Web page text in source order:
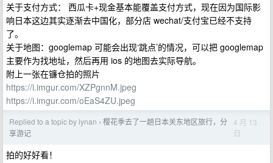
关于支付方式： 西瓜卡+现金基本能覆盖支付方式，现在因为国际影
响日本这边其实逐渐去中国化，部分店 wechat/支付宝已经不支持
了。
关于地图：googlemap 可能会出现‘跳点’的情况，可以把 googlemap
主要作为找地址，然后再用 ios 的地图去实际导航。
附上一张在镰仓拍的照片
https://i.imgur.com/XZPgnnM.jpeg
https://i.imgur.com/oEaS4ZU.jpeg
Replied to a topic by lynan › 樱花季去了一趟日本关东地区旅行，分
享游记
4 月 13
日
拍的好好看！